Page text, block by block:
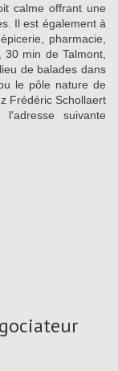
calme offrant une
Il est également à
pharmacie,
min de Talmont,
de balades dans
le pôle nature de
Frédéric Schollaert
suivante